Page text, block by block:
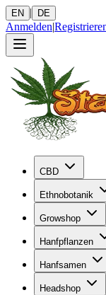
EN | DE
Anmelden|
CBD
Ethnobotanik
Growshop
Hanfpflanzen
Hanfsamen
Headshop